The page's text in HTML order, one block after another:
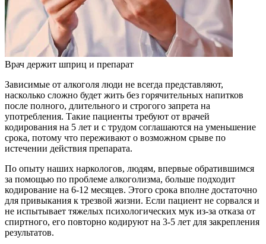
Врач держит шприц и препарат
Зависимые от алкоголя люди не всегда представляют,
насколько сложно будет жить без горячительных напитков
после полного, длительного и строгого запрета на
употребления. Такие пациенты требуют от врачей
кодирования на 5 лет и с трудом соглашаются на уменьшение
срока, потому что переживают о возможном срыве по
истечении действия препарата.
По опыту наших наркологов, людям, впервые обратившимся
за помощью по проблеме алкоголизма, больше подходит
кодирование на 6-12 месяцев. Этого срока вполне достаточно
для привыкания к трезвой жизни. Если пациент не сорвался и
не испытывает тяжелых психологических мук из-за отказа от
спиртного, его повторно кодируют на 3-5 лет для закрепления
результатов.